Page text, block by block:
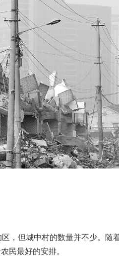
但城中村的数量并不少。随
民最好的安排。